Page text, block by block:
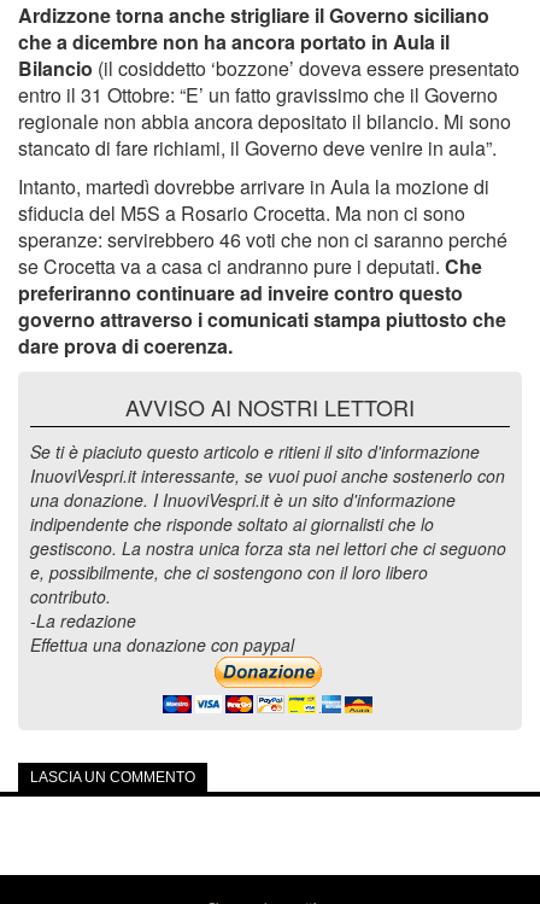
Ardizzone torna anche strigliare il Governo siciliano
che a dicembre non ha ancora portato in Aula il
Bilancio (il cosiddetto ‘bozzone’ doveva essere presentato
entro il 31 Ottobre: “E’ un fatto gravissimo che il Governo
regionale non abbia ancora depositato il bilancio. Mi sono
stancato di fare richiami, il Governo deve venire in aula”.
Intanto, martedì dovrebbe arrivare in Aula la mozione di
sfiducia del M5S a Rosario Crocetta. Ma non ci sono
speranze: servirebbero 46 voti che non ci saranno perché
se Crocetta va a casa ci andranno pure i deputati. Che
preferiranno continuare ad inveire contro questo
governo attraverso i comunicati stampa piuttosto che
dare prova di coerenza.
AVVISO AI NOSTRI LETTORI
Se ti è piaciuto questo articolo e ritieni il sito d'informazione
InuoviVespri.it interessante, se vuoi puoi anche sostenerlo con
una donazione. I InuoviVespri.it è un sito d'informazione
indipendente che risponde soltato ai giornalisti che lo
gestiscono. La nostra unica forza sta nei lettori che ci seguono
e, possibilmente, che ci sostengono con il loro libero
contributo.
-La redazione
Effettua una donazione con paypal
LASCIA UN COMMENTO